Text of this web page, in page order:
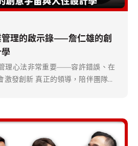
理的啟示錄——詹仁雄的創
理心法非常重要——容許錯誤、在
激發創新 真正的領導，陪伴團隊成